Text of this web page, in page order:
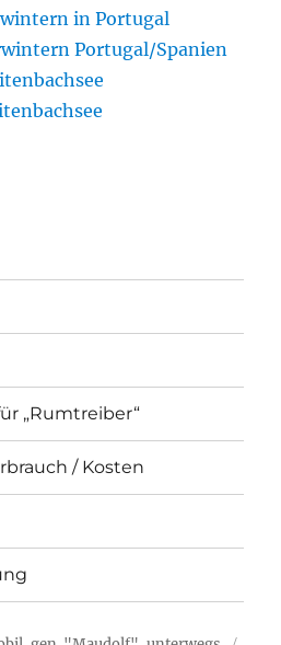
in Portugal
Portugal/Spanien
„Rumtreiber“
/ Kosten